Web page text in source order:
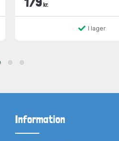
kr.
I lager
Information